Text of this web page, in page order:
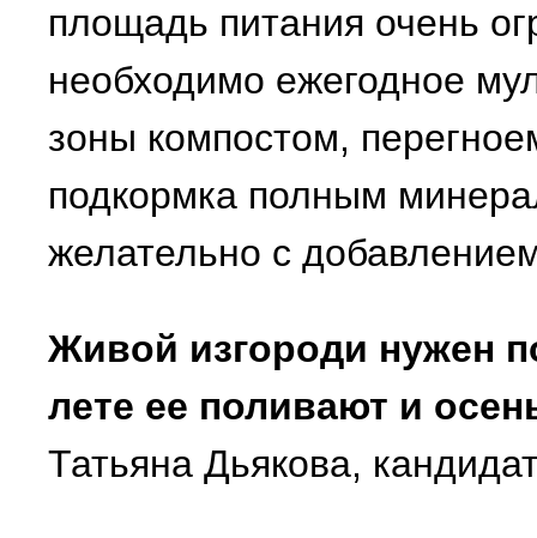
площадь питания очень
необходимо ежегодное
зоны компостом,
подкормка полным
желательно с
Живой изгороди нужен
лете ее поливают и
Татьяна Дьякова,